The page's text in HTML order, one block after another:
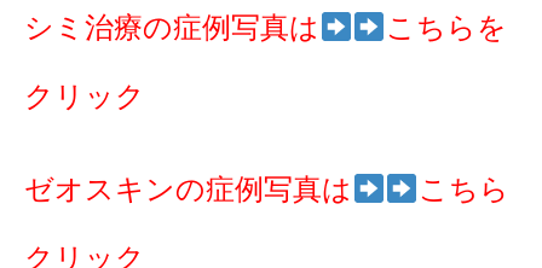
シミ治療の症例写真は こちらを
クリック
ゼオスキンの症例写真は こちら
クリック